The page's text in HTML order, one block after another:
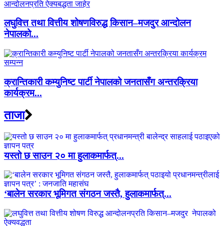
लघुवित्त तथा वित्तीय शोषणविरुद्ध किसान–मजदुर आन्दोलन
नेपालको...
क्रान्तिकारी कम्युनिष्ट पार्टी नेपालको जनतासँग अन्तरक्रिया
कार्यक्रम...
ताजा
यस्तो छ साउन २० मा हुलाकमार्फत्...
‘बालेन सरकार भूमिगत संगठन जस्तै, हुलाकमार्फत्...